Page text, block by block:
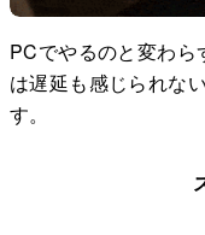
PCでやるのと変わら
は遅延も感じられな
す。